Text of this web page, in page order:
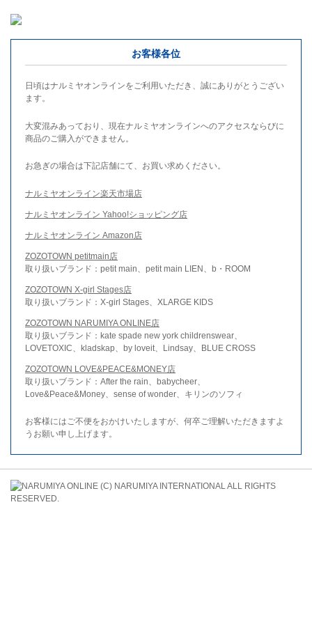
お客様各位
日頃はナルミヤオンラインをご利用いただき、誠にありがとうござい
ます。
大変混みあっており、現在ナルミヤオンラインへのアクセスならびに
商品のご購入ができません。
お急ぎの場合は下記店舗にて、お買い求めください。
ナルミヤオンライン楽天市場店
ナルミヤオンライン Yahoo!ショッピング店
ナルミヤオンライン Amazon店
ZOZOTOWN petitmain店
取り扱いブランド：petit main、petit main LIEN、b・ROOM
ZOZOTOWN X-girl Stages店
取り扱いブランド：X-girl Stages、XLARGE KIDS
ZOZOTOWN NARUMIYA ONLINE店
取り扱いブランド：kate spade new york childrenswear、
LOVETOXIC、kladskap、by loveit、Lindsay、BLUE CROSS
ZOZOTOWN LOVE&PEACE&MONEY店
取り扱いブランド：After the rain、babycheer、
Love&Peace&Money、sense of wonder、キリンのソフィ
お客様にはご不便をおかけいたしますが、何卒ご理解いただきますよ
うお願い申し上げます。